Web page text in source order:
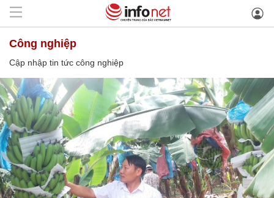
công nghiệp
Cập nhập tin tức công nghiệp